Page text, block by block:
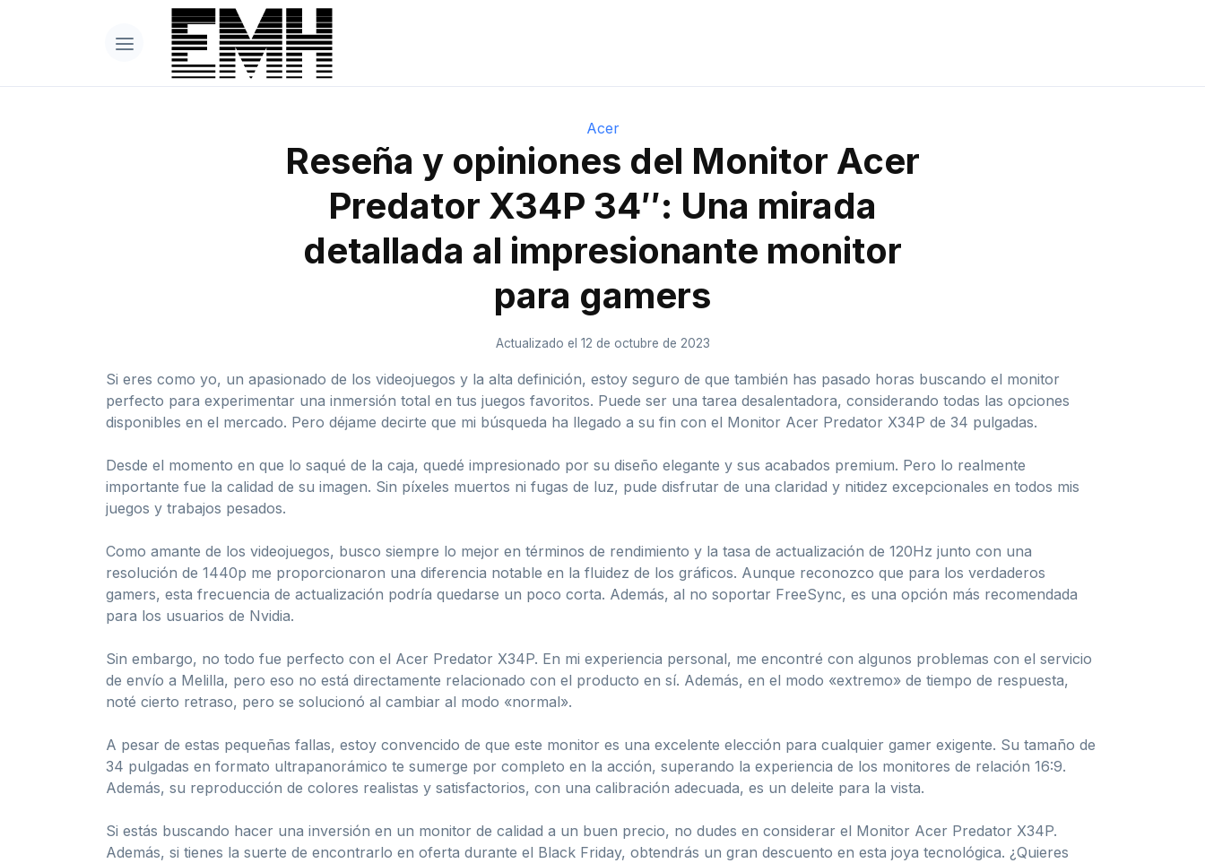
Acer
Reseña y opiniones del Monitor Acer
Predator X34P 34″: Una mirada
detallada al impresionante monitor
para gamers
Actualizado el 12 de octubre de 2023
Si eres como yo, un apasionado de los videojuegos y la alta definición, estoy seguro de que también has pasado horas buscando el monitor
perfecto para experimentar una inmersión total en tus juegos favoritos. Puede ser una tarea desalentadora, considerando todas las opciones
disponibles en el mercado. Pero déjame decirte que mi búsqueda ha llegado a su fin con el Monitor Acer Predator X34P de 34 pulgadas.
Desde el momento en que lo saqué de la caja, quedé impresionado por su diseño elegante y sus acabados premium. Pero lo realmente
importante fue la calidad de su imagen. Sin píxeles muertos ni fugas de luz, pude disfrutar de una claridad y nitidez excepcionales en todos mis
juegos y trabajos pesados.
Como amante de los videojuegos, busco siempre lo mejor en términos de rendimiento y la tasa de actualización de 120Hz junto con una
resolución de 1440p me proporcionaron una diferencia notable en la fluidez de los gráficos. Aunque reconozco que para los verdaderos
gamers, esta frecuencia de actualización podría quedarse un poco corta. Además, al no soportar FreeSync, es una opción más recomendada
para los usuarios de Nvidia.
Sin embargo, no todo fue perfecto con el Acer Predator X34P. En mi experiencia personal, me encontré con algunos problemas con el servicio
de envío a Melilla, pero eso no está directamente relacionado con el producto en sí. Además, en el modo «extremo» de tiempo de respuesta,
noté cierto retraso, pero se solucionó al cambiar al modo «normal».
A pesar de estas pequeñas fallas, estoy convencido de que este monitor es una excelente elección para cualquier gamer exigente. Su tamaño de
34 pulgadas en formato ultrapanorámico te sumerge por completo en la acción, superando la experiencia de los monitores de relación 16:9.
Además, su reproducción de colores realistas y satisfactorios, con una calibración adecuada, es un deleite para la vista.
Si estás buscando hacer una inversión en un monitor de calidad a un buen precio, no dudes en considerar el Monitor Acer Predator X34P.
Además, si tienes la suerte de encontrarlo en oferta durante el Black Friday, obtendrás un gran descuento en esta joya tecnológica. ¿Quieres